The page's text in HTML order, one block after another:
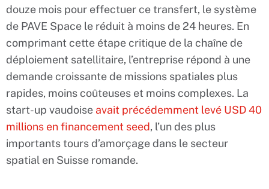
douze mois pour effectuer ce transfert, le système
de PAVE Space le réduit à moins de 24 heures. En
comprimant cette étape critique de la chaîne de
déploiement satellitaire, l’entreprise répond à une
demande croissante de missions spatiales plus
rapides, moins coûteuses et moins complexes. La
start-up vaudoise avait précédemment levé USD 40
millions en financement seed, l’un des plus
importants tours d’amorçage dans le secteur
spatial en Suisse romande.